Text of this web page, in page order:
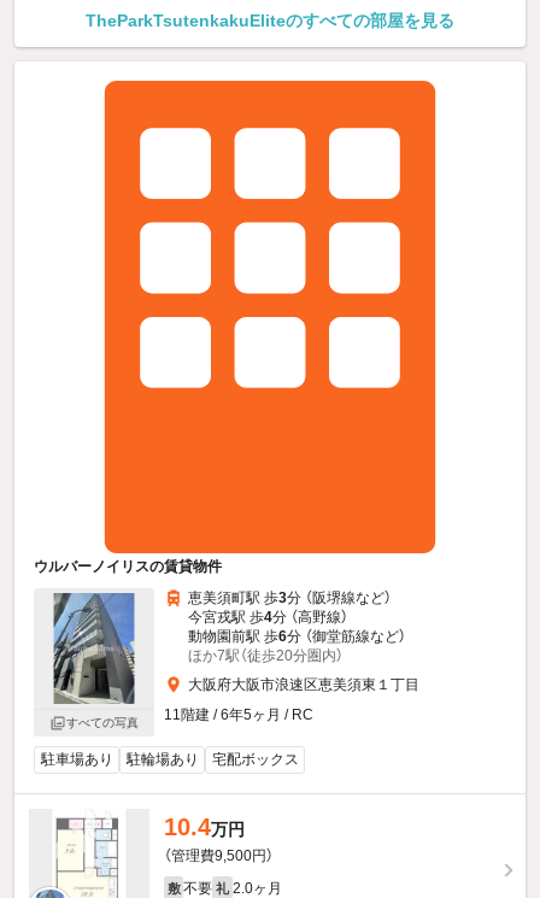
TheParkTsutenkakuEliteのすべての部屋を見る
ウルバーノイリスの賃貸物件
すべての写真
恵美須町駅 歩3分 （阪堺線など）
今宮戎駅 歩4分 （高野線）
動物園前駅 歩6分 （御堂筋線など）
ほか7駅（徒歩20分圏内）
大阪府大阪市浪速区恵美須東１丁目
11階建 / 6年5ヶ月 / RC
駐車場あり 駐輪場あり 宅配ボックス
10.4万円
（管理費9,500円）
敷 不要 礼 2.0ヶ月